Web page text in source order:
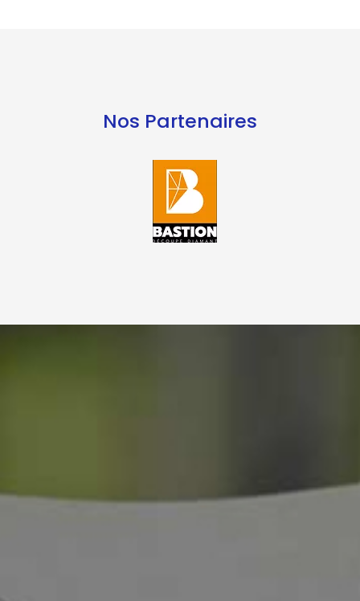
Nos Partenaires